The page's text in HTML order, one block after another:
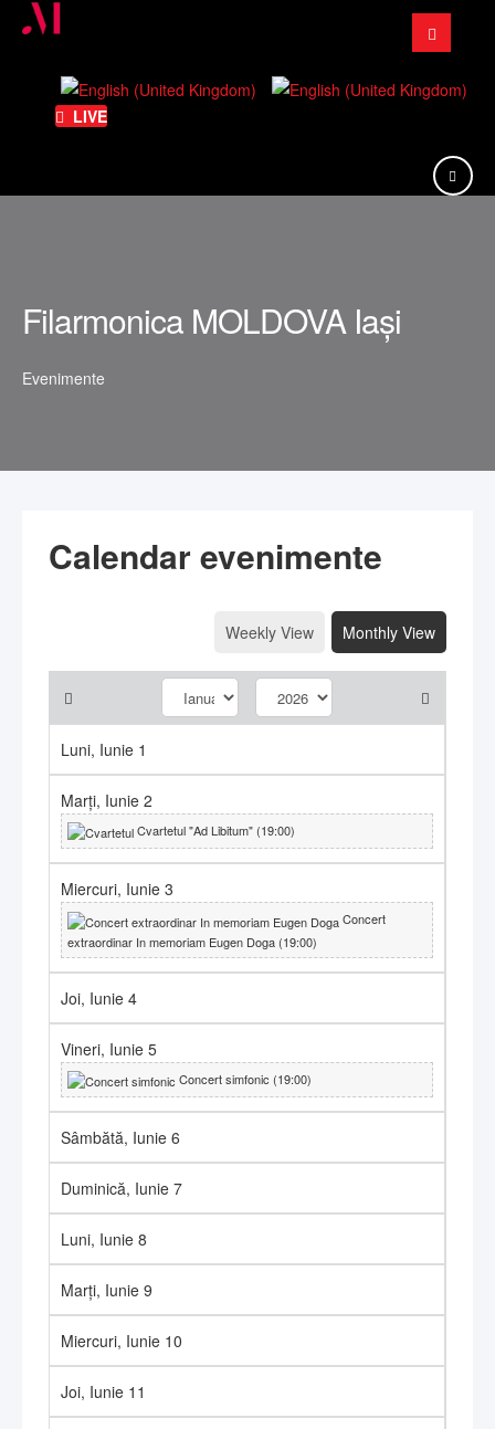
Căutare
...
LIVE
Filarmonica MOLDOVA Iași
Evenimente
Calendar evenimente
Monthly View
Weekly View
Luni, Iunie 1
Marți, Iunie 2
Cvartetul "Ad Libitum" (19:00)
Miercuri, Iunie 3
Concert
extraordinar In memoriam Eugen Doga (19:00)
Joi, Iunie 4
Vineri, Iunie 5
Concert simfonic (19:00)
Sâmbătă, Iunie 6
Duminică, Iunie 7
Luni, Iunie 8
Marți, Iunie 9
Miercuri, Iunie 10
Joi, Iunie 11